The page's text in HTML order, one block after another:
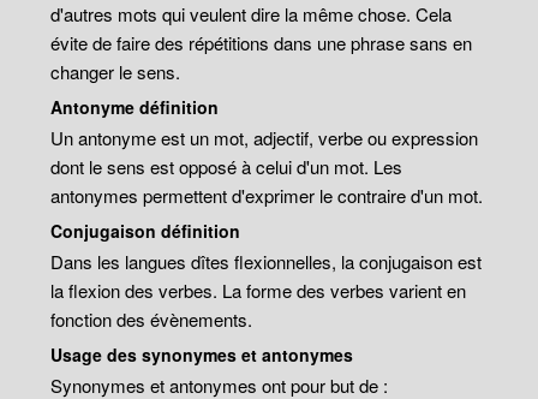
d'autres mots qui veulent dire la même chose. Cela
évite de faire des répétitions dans une phrase sans en
changer le sens.
Antonyme définition
Un antonyme est un mot, adjectif, verbe ou expression
dont le sens est opposé à celui d'un mot. Les
antonymes permettent d'exprimer le contraire d'un mot.
Conjugaison définition
Dans les langues dîtes flexionnelles, la conjugaison est
la flexion des verbes. La forme des verbes varient en
fonction des évènements.
Usage des synonymes et antonymes
Synonymes et antonymes ont pour but de :